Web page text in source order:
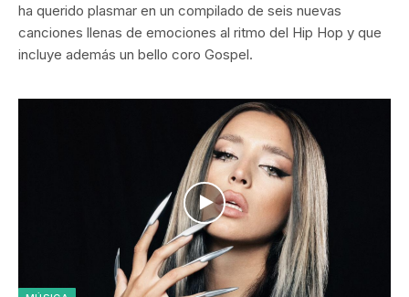
ha querido plasmar en un compilado de seis nuevas
canciones llenas de emociones al ritmo del Hip Hop y que
incluye además un bello coro Gospel.